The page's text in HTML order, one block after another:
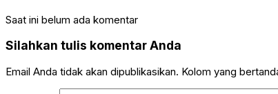
Saat ini belum ada komentar
Silahkan tulis komentar Anda
Email Anda tidak akan dipublikasikan. Kolom yang